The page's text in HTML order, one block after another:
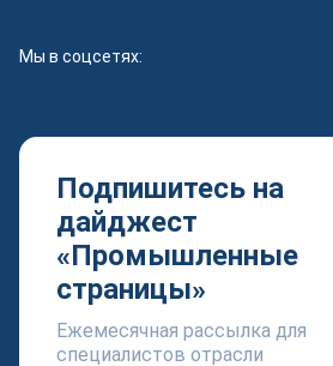
Мы в соцсетях:
Подпишитесь на
дайджест
«Промышленные
страницы»
Ежемесячная рассылка для
специалистов отрасли